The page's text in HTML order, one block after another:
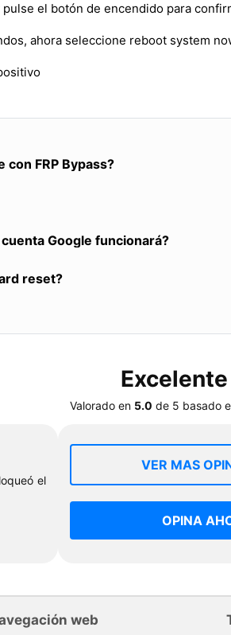
el botón de encendido para
ahora seleccione reboot system
con FRP Bypass?
Google funcionará?
reset?
Excelente
Valorado en 5.0 de 5 basado
el
VER MAS
OPINA
web